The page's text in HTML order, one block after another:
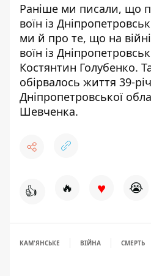
Раніше ми писали, що
воїн із
ми й про те, що на
воїн із
Костянтин Голубенко.
обірвалось життя 39-
Дніпропетровської
Шевченка.
👍 🔥 ♥ 😭
КАМ'ЯНСЬКЕ ВІЙНА СМЕРТЬ